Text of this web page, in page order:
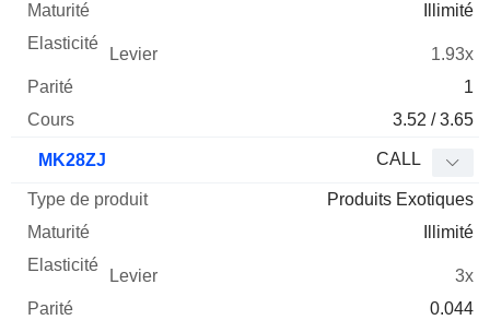
Illimité
1.93x
1
3.52 / 3.65
MK28ZJ CALL
Produits Exotiques
Illimité
3x
0.044